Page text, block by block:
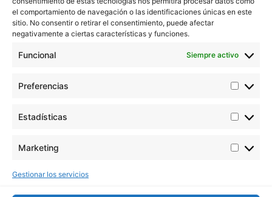
el comportamiento de navegación o las identificaciones únicas en este
sitio. No consentir o retirar el consentimiento, puede afectar
negativamente a ciertas características y funciones.
Funcional Siempre activo
Preferencias
Estadísticas
Marketing
Gestionar los servicios